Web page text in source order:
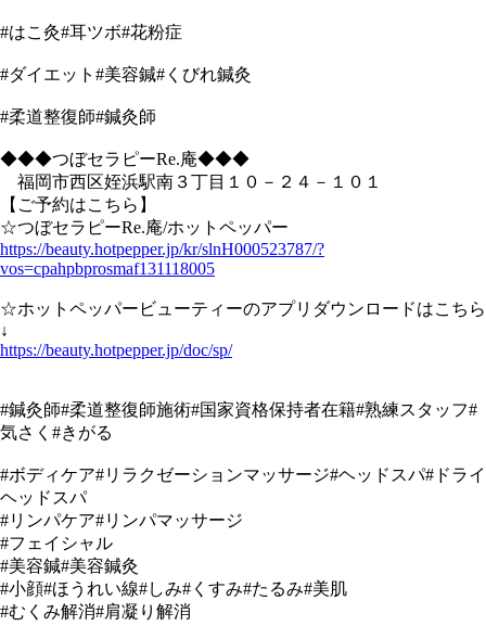
#はこ灸#耳ツボ#花粉症
#ダイエット#美容鍼#くびれ鍼灸
#柔道整復師#鍼灸師
◆◆◆つぼセラピーRe.庵◆◆◆
福岡市西区姪浜駅南３丁目１０－２４－１０１
【ご予約はこちら】
☆つぼセラピーRe.庵/ホットペッパー
https://beauty.hotpepper.jp/kr/slnH000523787/?
vos=cpahpbprosmaf131118005
☆ホットペッパービューティーのアプリダウンロードはこちら
↓
https://beauty.hotpepper.jp/doc/sp/
#鍼灸師#柔道整復師施術#国家資格保持者在籍#熟練スタッフ#
気さく#きがる
#ボディケア#リラクゼーションマッサージ#ヘッドスパ#ドライ
ヘッドスパ
#リンパケア#リンパマッサージ
#フェイシャル
#美容鍼#美容鍼灸
#小顔#ほうれい線#しみ#くすみ#たるみ#美肌
#むくみ解消#肩凝り解消